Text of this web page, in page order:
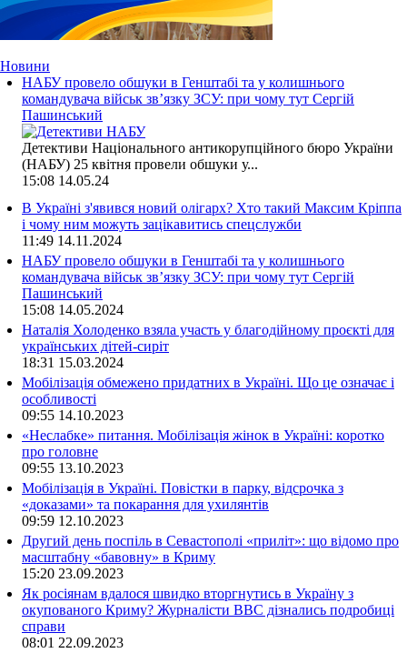
Новини
НАБУ провело обшуки в Генштабі та у колишнього
командувача військ зв’язку ЗСУ: при чому тут Сергій
Пашинський
Детективи Національного антикорупційного бюро України
(НАБУ) 25 квітня провели обшуки у...
15:08 14.05.24
В Україні з'явився новий олігарх? Хто такий Максим Кріппа
і чому ним можуть зацікавитись спецслужби
11:49 14.11.2024
НАБУ провело обшуки в Генштабі та у колишнього
командувача військ зв’язку ЗСУ: при чому тут Сергій
Пашинський
15:08 14.05.2024
Наталія Холоденко взяла участь у благодійному проєкті для
українських дітей-сиріт
18:31 15.03.2024
Мобілізація обмежено придатних в Україні. Що це означає і
особливості
09:55 14.10.2023
«Неслабке» питання. Мобілізація жінок в Україні: коротко
про головне
09:55 13.10.2023
Мобілізація в Україні. Повістки в парку, відсрочка з
«доказами» та покарання для ухилянтів
09:59 12.10.2023
Другий день поспіль в Севастополі «приліт»: що відомо про
масштабну «бавовну» в Криму
15:20 23.09.2023
Як росіянам вдалося швидко вторгнутись в Україну з
окупованого Криму? Журналісти ВВС дізнались подробиці
справи
08:01 22.09.2023